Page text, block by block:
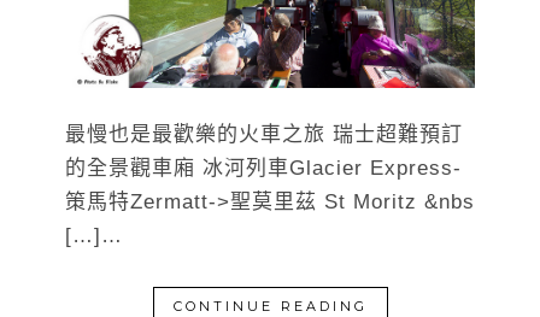
最慢也是最歡樂的火車之旅 瑞士超難預訂
的全景觀車廂 冰河列車Glacier Express-
策馬特Zermatt->聖莫里茲 St Moritz &nbs
[…]…
CONTINUE READING